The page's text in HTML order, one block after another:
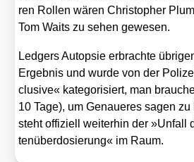
ren Rol­len wären Chris­to­pher
Tom Waits zu sehen gewe­sen.
Led­gers Aut­op­sie erbrach­te
Ergeb­nis und wur­de von der
clu­si­ve« kate­go­ri­siert, man
10 Tage), um Genaue­res sagen
steht offi­zi­ell wei­ter­hin der »Unfall
ten­über­do­sie­rung« im Raum.